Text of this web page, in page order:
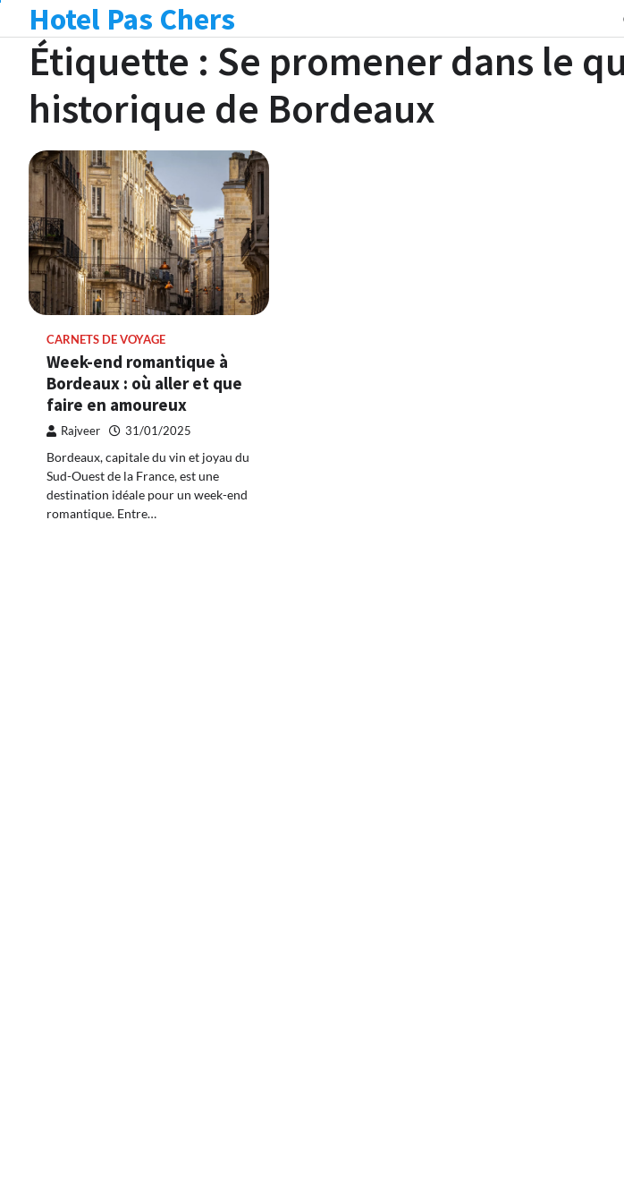
content
Hotel Pas Chers
Étiquette : Se promener dans le
historique de Bordeaux
CARNETS DE VOYAGE
Week-end romantique à
Bordeaux : où aller et que
faire en amoureux
Rajveer 31/01/2025
Bordeaux, capitale du vin et joyau du
Sud-Ouest de la France, est une
destination idéale pour un week-end
romantique. Entre…